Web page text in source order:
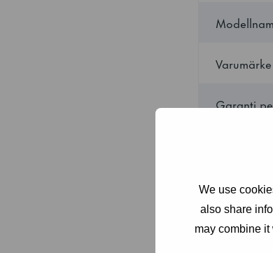
We use
also share
may combine it
Varumärke
Garanti
Titel
Inkluderad